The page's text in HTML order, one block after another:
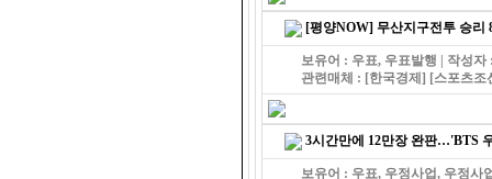
[평양NOW] 무산지구전투 승
보유어 : 우표, 우표발행 | 작성자
관련매체 : [한국경제] [스포츠조
3시간만에 12만장 완판…'BTS
보유어 : 우표, 우정사업, 우정사